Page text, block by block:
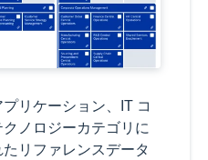
リケーション、IT コ
ノロジーカテゴリに
リファレンスデータ